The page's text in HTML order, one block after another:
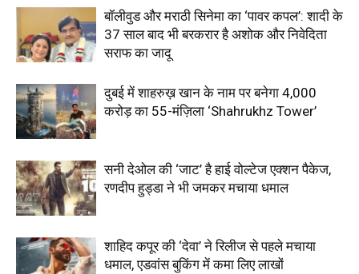
बॉलीवुड और मराठी सिनेमा का ‘पावर कपल’: शादी के
37 साल बाद भी बरकरार है अशोक और निवेदिता
सराफ का जादू
दुबई में शाहरुख़ खान के नाम पर बनेगा ₹4,000
करोड़ का 55-मंज़िला ‘Shahrukhz Tower’
सनी देओल की ‘जाट’ है हाई वोल्टेज एक्शन पैकेज,
रणदीप हुड्डा ने भी जमकर मचाया धमाल
शाहिद कपूर की ‘देवा’ ने रिलीज से पहले मचाया
धमाल, एडवांस बुकिंग में कमा लिए लाखों